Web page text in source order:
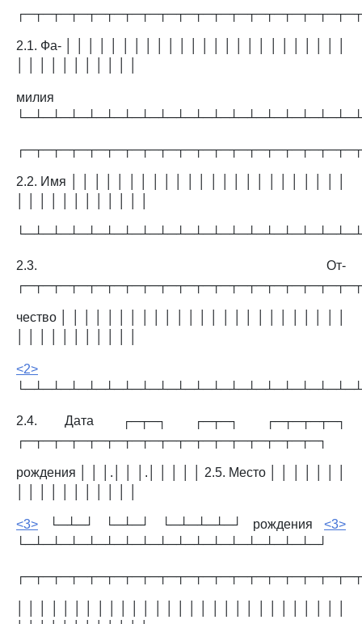
2.1. Фа- │ │ │ │ │ │ │ │ │ │ │ │ │ │ │ │ │ │ │ │ │ │ │ │ │
милия
2.2. Имя │ │ │ │ │ │ │ │ │ │ │ │ │ │ │ │ │ │ │ │ │ │ │ │
2.3. От-
чество │ │ │ │ │ │ │ │ │ │ │ │ │ │ │ │ │ │ │ │ │ │ │ │ │
<2>
2.4. Дата ┌─┬─┐ ┌─┬─┐ ┌─┬─┬─┬─┐
┌─┬─┬─┬─┬─┬─┬─┬─┬─┬─┬─┬─┬─┬─┬─┬─┬─┐
рождения │ │ │.│ │ │.│ │ │ │ │ 2.5. Место │ │ │ │ │ │ │
<3> └─┴─┘ └─┴─┘ └─┴─┴─┴─┘ рождения <3>
└─┴─┴─┴─┴─┴─┴─┴─┴─┴─┴─┴─┴─┴─┴─┴─┴─┘